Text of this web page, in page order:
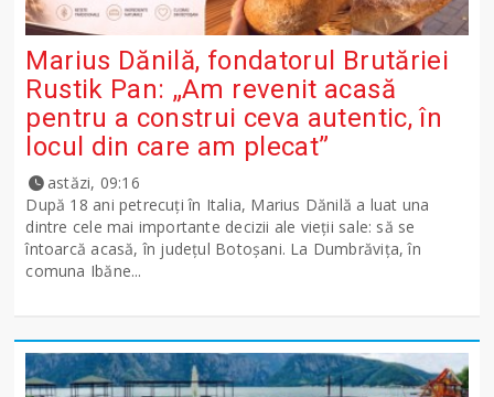
Marius Dănilă, fondatorul Brutăriei
Rustik Pan: „Am revenit acasă
pentru a construi ceva autentic, în
locul din care am plecat”
astăzi, 09:16
După 18 ani petrecuți în Italia, Marius Dănilă a luat una
dintre cele mai importante decizii ale vieții sale: să se
întoarcă acasă, în județul Botoșani. La Dumbrăvița, în
comuna Ibăne...